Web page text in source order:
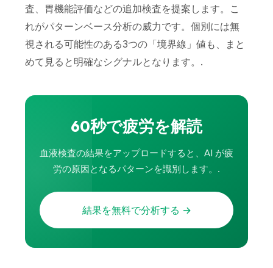
査、胃機能評価などの追加検査を提案します。こ
れがパターンベース分析の威力です。個別には無
視される可能性のある3つの「境界線」値も、まと
めて見ると明確なシグナルとなります。.
60秒で疲労を解読
血液検査の結果をアップロードすると、AI が疲
労の原因となるパターンを識別します。.
結果を無料で分析する →